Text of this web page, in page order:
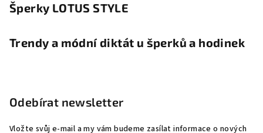
Šperky LOTUS STYLE
Trendy a módní diktát u šperků a hodinek
Odebírat newsletter
Vložte svůj e-mail a my vám budeme zasílat informace o nových